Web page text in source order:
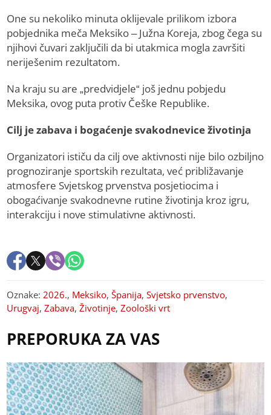
One su nekoliko minuta oklijevale prilikom izbora
pobjednika meča Meksiko – Južna Koreja, zbog čega su
njihovi čuvari zaključili da bi utakmica mogla završiti
neriješenim rezultatom.
Na kraju su are „predvidjele“ još jednu pobjedu
Meksika, ovog puta protiv Češke Republike.
Cilj je zabava i bogaćenje svakodnevice životinja
Organizatori ističu da cilj ove aktivnosti nije bilo ozbiljno
prognoziranje sportskih rezultata, već približavanje
atmosfere Svjetskog prvenstva posjetiocima i
obogaćivanje svakodnevne rutine životinja kroz igru,
interakciju i nove stimulativne aktivnosti.
Oznake:2026., Meksiko,Španija,Svjetsko prvenstvo,
Urugvaj,Zabava,Životinje,Zoološki vrt
PREPORUKA ZA VAS